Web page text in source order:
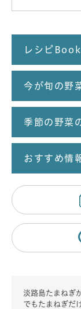
レシピ
今が旬の野
季節の野菜
おすすめ情
淡路島たまねぎ
でもたまねぎだ